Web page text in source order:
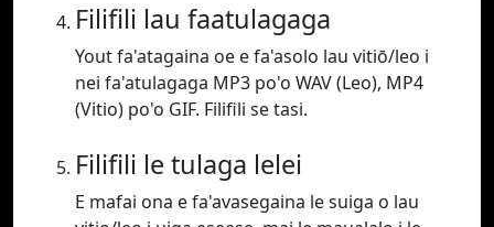
Filifili lau faatulagaga
Yout fa'atagaina oe e fa'asolo lau vitiō/leo i
nei fa'atulagaga MP3 po'o WAV (Leo), MP4
(Vitio) po'o GIF. Filifili se tasi.
Filifili le tulaga lelei
E mafai ona e fa'avasegaina le suiga o lau